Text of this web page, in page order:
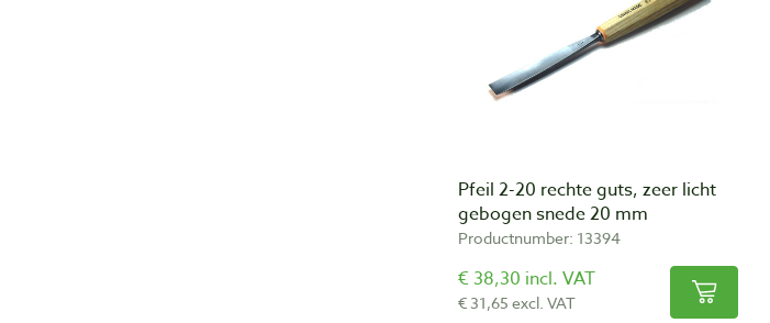
Pfeil 2-20 rechte guts, zeer licht
gebogen snede 20 mm
Productnumber: 13394
€ 38,30 incl. VAT
€ 31,65 excl. VAT